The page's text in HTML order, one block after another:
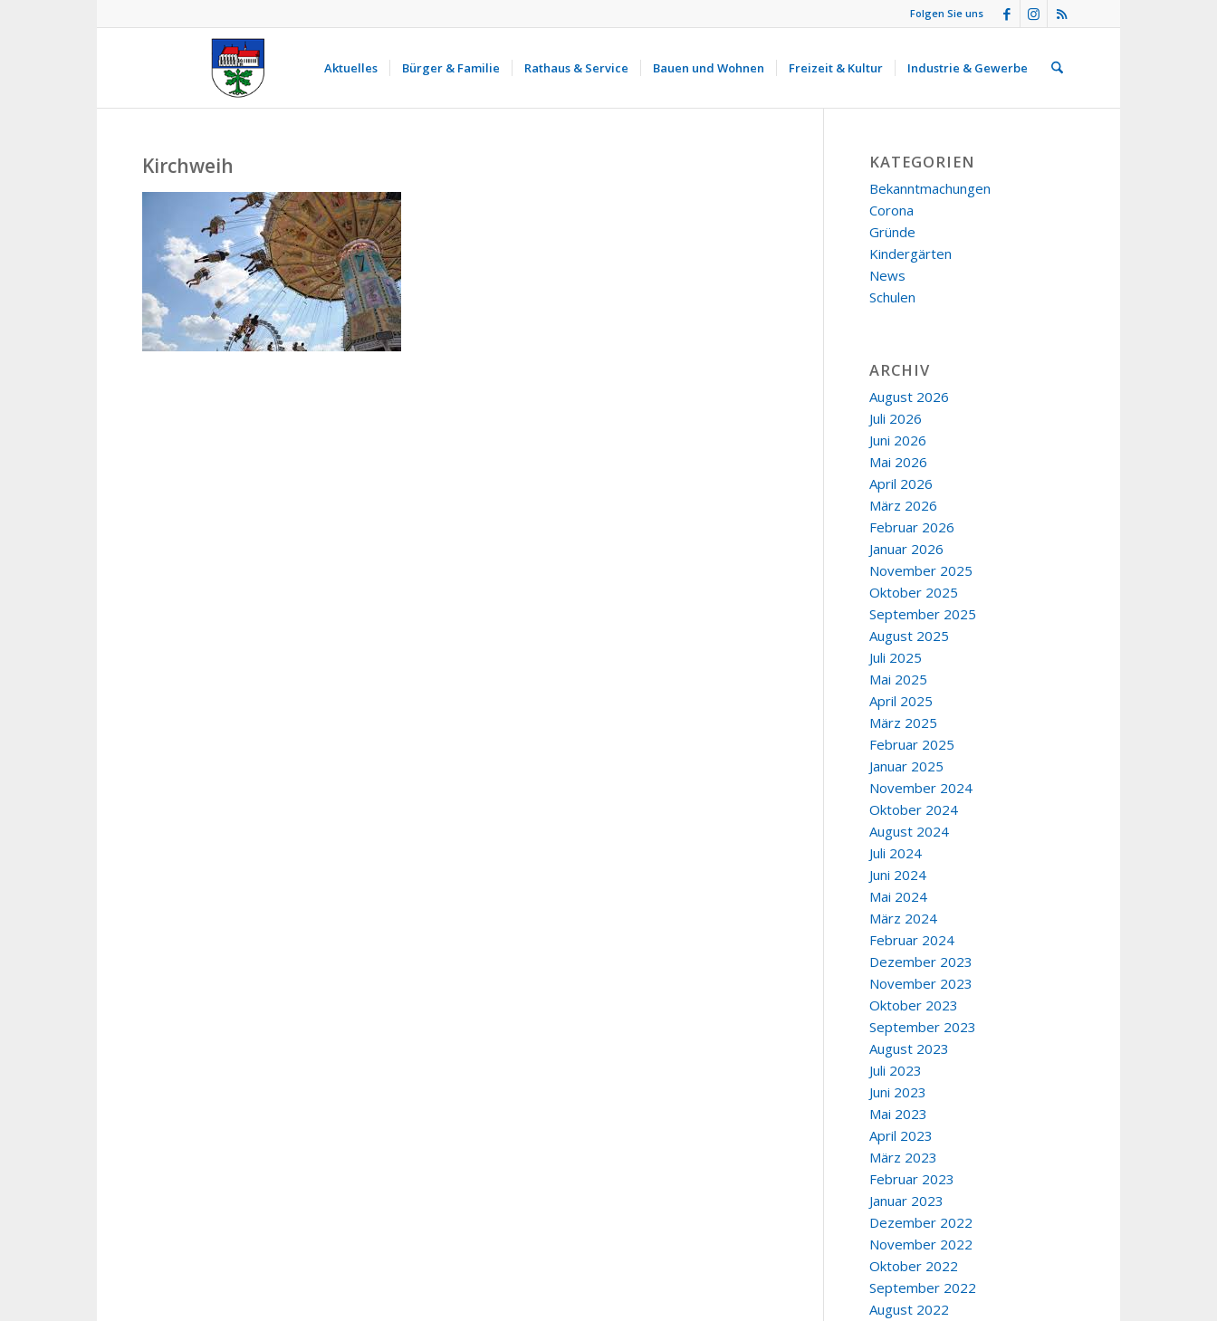
Folgen Sie uns
Aktuelles Bürger & Familie Rathaus & Service Bauen und Wohnen Freizeit & Kultur Industrie & Gewerbe
Kirchweih KATEGORIEN
Bekanntmachungen
Corona
Gründe
Kindergärten
News
Schulen
ARCHIV
August 2026
Juli 2026
Juni 2026
Mai 2026
April 2026
März 2026
Februar 2026
Januar 2026
November 2025
Oktober 2025
September 2025
August 2025
Juli 2025
Mai 2025
April 2025
März 2025
Februar 2025
Januar 2025
November 2024
Oktober 2024
August 2024
Juli 2024
Juni 2024
Mai 2024
März 2024
Februar 2024
Dezember 2023
November 2023
Oktober 2023
September 2023
August 2023
Juli 2023
Juni 2023
Mai 2023
April 2023
März 2023
Februar 2023
Januar 2023
Dezember 2022
November 2022
Oktober 2022
September 2022
August 2022